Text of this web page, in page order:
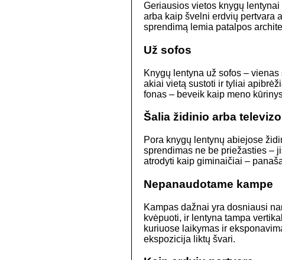
Geriausios vietos knygų
arba kaip švelni erdvių pertvara
sprendimą lemia patalpos
Už sofos
Knygų lentyna už sofos –
akiai vietą sustoti ir tyliai
fonas – beveik kaip meno
Šalia židinio arba
Pora knygų lentynų abiejose
sprendimas ne be priežasties –
atrodyti kaip giminaičiai –
Nepanaudotame kampe
Kampas dažnai yra dosniausi
kvėpuoti, ir lentyna tampa
kuriuose laikymas ir
ekspozicija liktų švari.